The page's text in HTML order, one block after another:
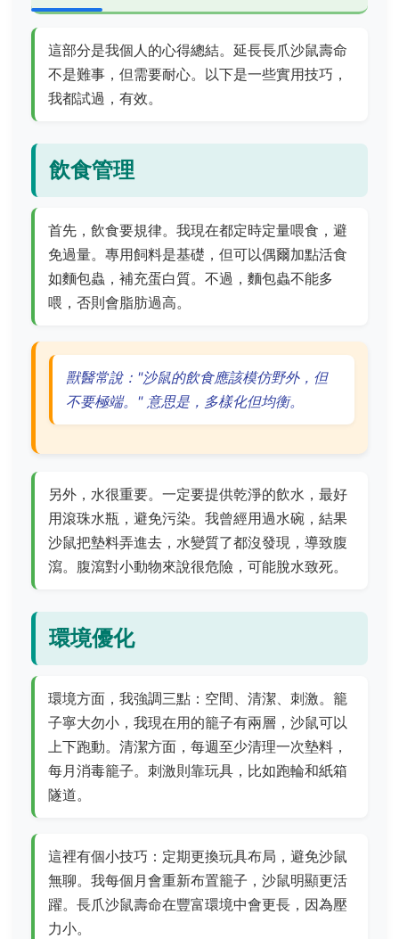
這部分是我個人的心得總結。延長長爪沙鼠壽命
不是難事，但需要耐心。以下是一些實用技巧，
我都試過，有效。
飲食管理
首先，飲食要規律。我現在都定時定量喂食，避
免過量。專用飼料是基礎，但可以偶爾加點活食
如麵包蟲，補充蛋白質。不過，麵包蟲不能多
喂，否則會脂肪過高。
獸醫常說："沙鼠的飲食應該模仿野外，但
不要極端。" 意思是，多樣化但均衡。
另外，水很重要。一定要提供乾淨的飲水，最好
用滾珠水瓶，避免污染。我曾經用過水碗，結果
沙鼠把墊料弄進去，水變質了都沒發現，導致腹
瀉。腹瀉對小動物來說很危險，可能脫水致死。
環境優化
環境方面，我強調三點：空間、清潔、刺激。籠
子寧大勿小，我現在用的籠子有兩層，沙鼠可以
上下跑動。清潔方面，每週至少清理一次墊料，
每月消毒籠子。刺激則靠玩具，比如跑輪和紙箱
隧道。
這裡有個小技巧：定期更換玩具布局，避免沙鼠
無聊。我每個月會重新布置籠子，沙鼠明顯更活
躍。長爪沙鼠壽命在豐富環境中會更長，因為壓
力小。